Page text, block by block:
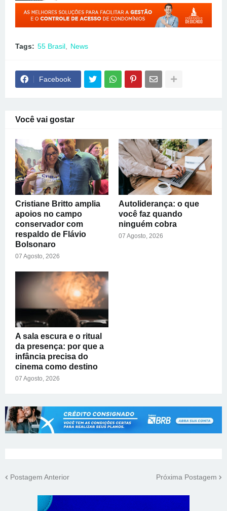
Tags: 55 Brasil News
Facebook
Você vai gostar
Cristiane Britto amplia
apoios no campo
conservador com
respaldo de Flávio
Bolsonaro
07 Agosto, 2026
Autoliderança: o que
você faz quando
ninguém cobra
07 Agosto, 2026
A sala escura e o ritual
da presença: por que a
infância precisa do
cinema como destino
07 Agosto, 2026
Postagem Anterior Próxima Postagem